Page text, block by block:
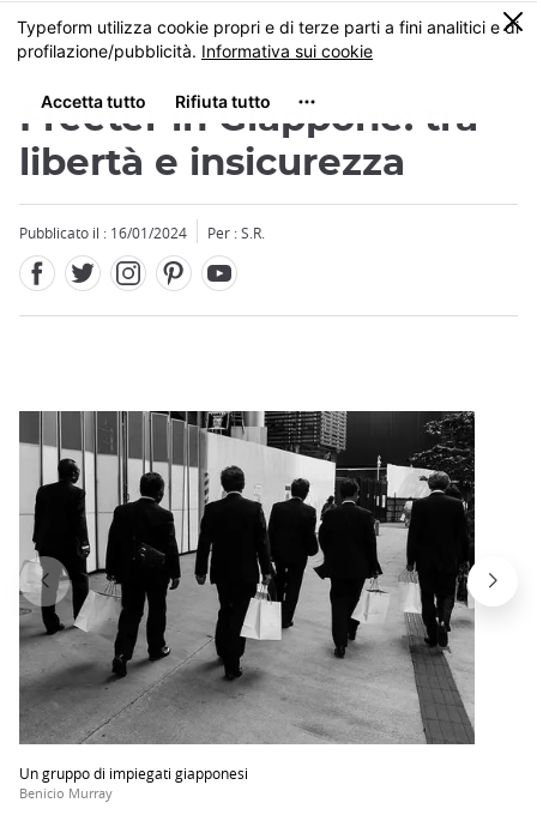
Skip
to
content
MENU
0
Freeter in Giappone: tra
libertà e insicurezza
Pubblicato il : 16/01/2024 Per : S.R.
Un gruppo di impiegati giapponesi
Benicio Murray
Close